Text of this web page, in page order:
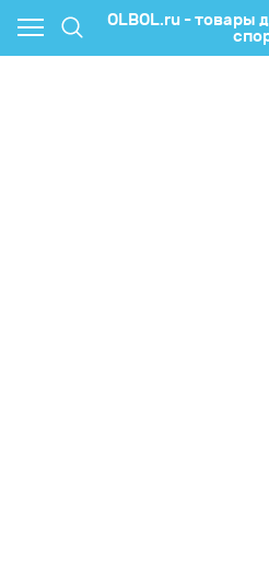
OLBOL.ru - товары